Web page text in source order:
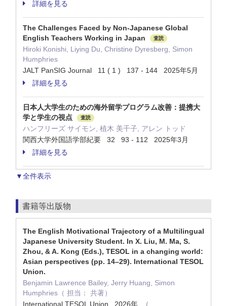
詳細を見る
The Challenges Faced by Non-Japanese Global
English Teachers Working in Japan
査読
Hiroki Konishi, Liying Du, Christine Dyresberg, Simon
Humphries
JALT PanSIG Journal 11 ( 1 ) 137 - 144 2025年5月
詳細を見る
日本人大学生のための海外留学プログラム改善：提携大
学と学生の視点
査読
ハンフリーズ サイモン, 植木 美千子, アレン トッド
関西大学外国語学部紀要 32 93 - 112 2025年3月
詳細を見る
▼全件表示
書籍等出版物
The English Motivational Trajectory of a Multilingual
Japanese University Student. In X. Liu, M. Ma, S.
Zhou, & A. Kong (Eds.), TESOL in a changing world:
Asian perspectives (pp. 14–29). International TESOL
Union.
Benjamin Lawrence Bailey, Jerry Huang, Simon
Humphries（ 担当： 共著）
International TESOL Union. 2026年
（